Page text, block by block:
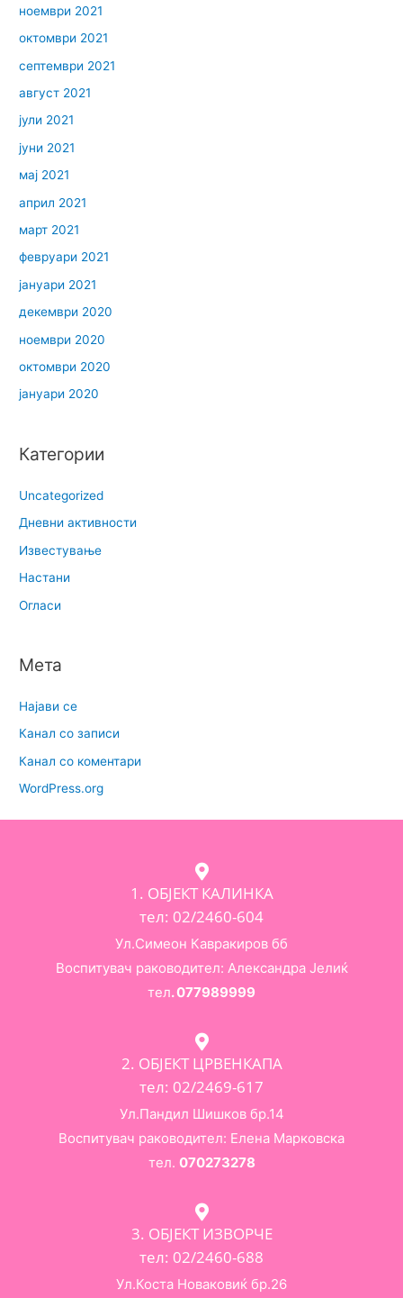
ноември 2021
октомври 2021
септември 2021
август 2021
јули 2021
јуни 2021
мај 2021
април 2021
март 2021
февруари 2021
јануари 2021
декември 2020
ноември 2020
октомври 2020
јануари 2020
Категории
Uncategorized
Дневни активности
Известување
Настани
Огласи
Мета
Најави се
Канал со записи
Канал со коментари
WordPress.org
1. ОБЈЕКТ КАЛИНКА
тел: 02/2460-604
Ул.Симеон Кавракиров бб
Воспитувач раководител: Александра Јелиќ
тел. 077989999
2. ОБЈЕКТ ЦРВЕНКАПА
тел: 02/2469-617
Ул.Пандил Шишков бр.14
Воспитувач раководител: Елена Марковска
тел. 070273278
3. ОБЈЕКТ ИЗВОРЧЕ
тел: 02/2460-688
Ул.Коста Новаковиќ бр.26